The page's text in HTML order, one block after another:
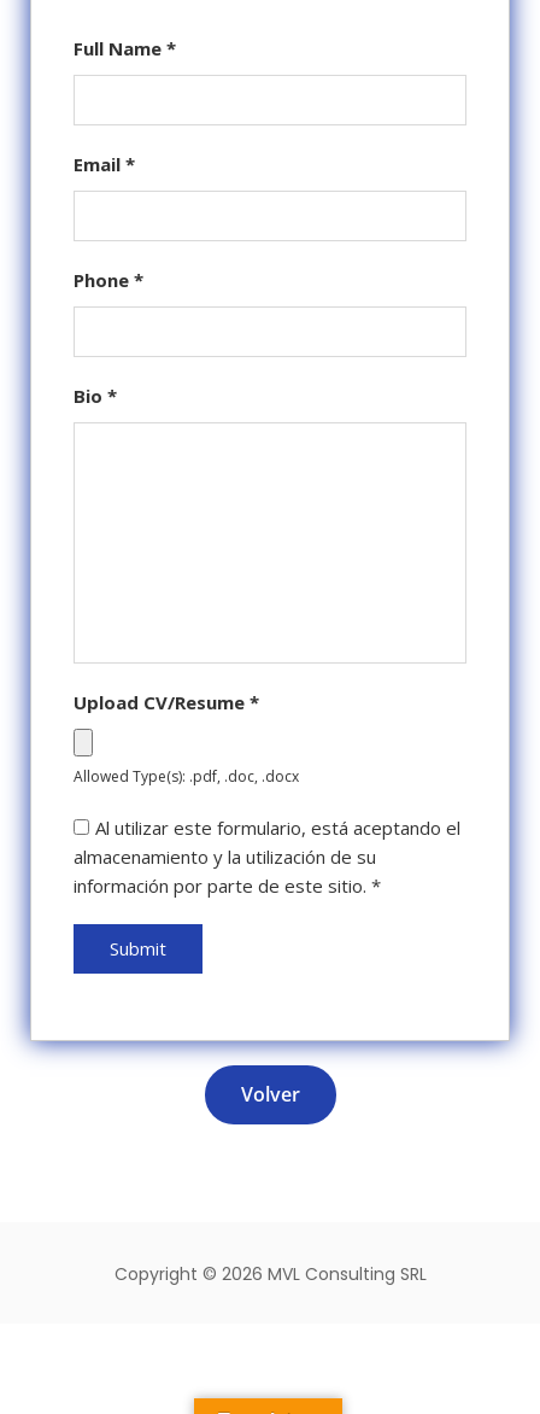
Full Name *
Email *
Phone *
Bio *
Upload CV/Resume *
Allowed Type(s): .pdf, .doc, .docx
Al utilizar este formulario, está aceptando el
almacenamiento y la utilización de su
información por parte de este sitio. *
Volver
Copyright © 2026 MVL Consulting SRL